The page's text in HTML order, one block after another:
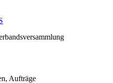
Aufträge